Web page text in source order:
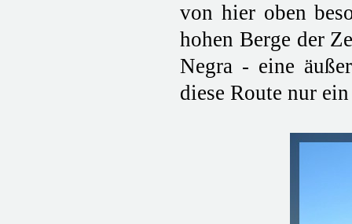
von hier oben
hohen Berge der
Negra - eine
diese Route nur